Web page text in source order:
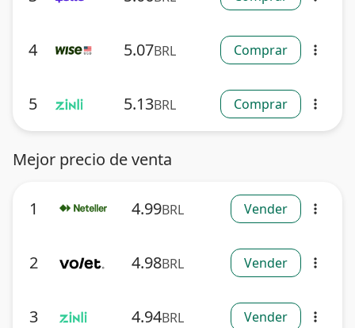
4 5.07BRL Comprar more_vert
5 5.13BRL Comprar more_vert
Mejor precio de venta
1 4.99BRL Vender more_vert
2 4.98BRL Vender more_vert
3 4.94BRL Vender more_vert